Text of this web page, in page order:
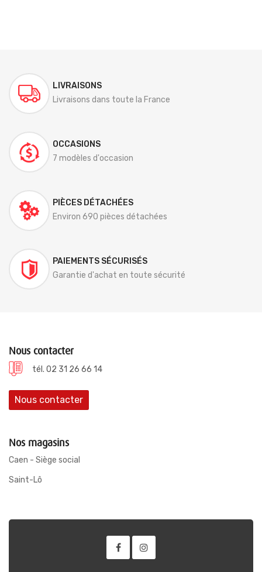
LIVRAISONS
Livraisons dans toute la France
OCCASIONS
7 modèles d'occasion
PIÈCES DÉTACHÉES
Environ 690 pièces détachées
PAIEMENTS SÉCURISÉS
Garantie d'achat en toute sécurité
Nous contacter
tél. 02 31 26 66 14
Nous contacter
Nos magasins
Caen - Siège social
Saint-Lô